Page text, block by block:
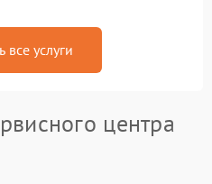
все услуги
центра